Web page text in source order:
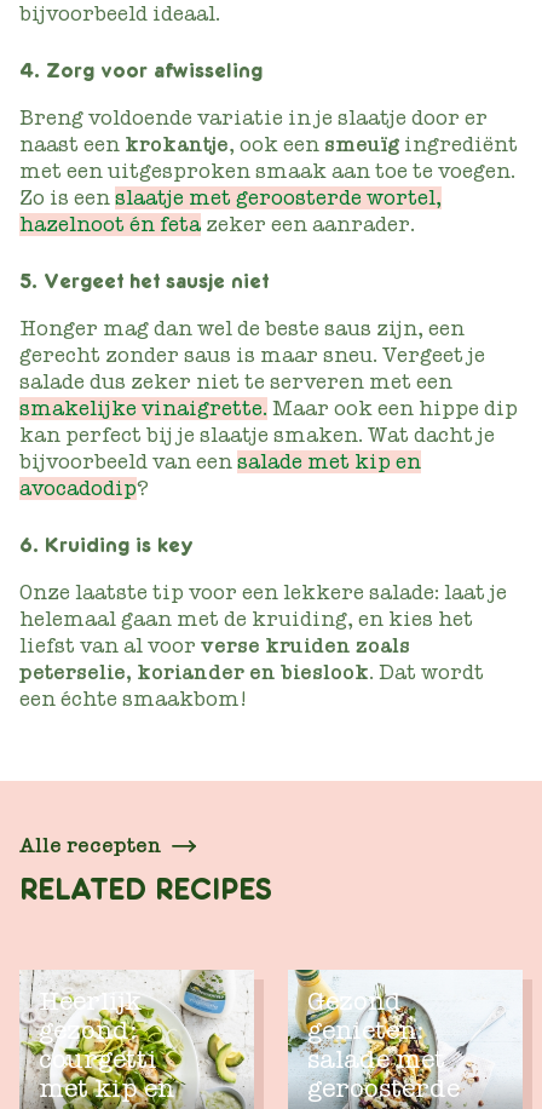
bijvoorbeeld ideaal.
4. Zorg voor afwisseling
Breng voldoende variatie in je slaatje door er
naast een krokantje, ook een smeuïg ingrediënt
met een uitgesproken smaak aan toe te voegen.
Zo is een slaatje met geroosterde wortel,
hazelnoot én feta zeker een aanrader.
5. Vergeet het sausje niet
Honger mag dan wel de beste saus zijn, een
gerecht zonder saus is maar sneu. Vergeet je
salade dus zeker niet te serveren met een
smakelijke vinaigrette. Maar ook een hippe dip
kan perfect bij je slaatje smaken. Wat dacht je
bijvoorbeeld van een salade met kip en
avocadodip?
6. Kruiding is key
Onze laatste tip voor een lekkere salade: laat je
helemaal gaan met de kruiding, en kies het
liefst van al voor verse kruiden zoals
peterselie, koriander en bieslook. Dat wordt
een échte smaakbom!
RELATED RECIPES
Alle recepten
Heerlijk
gezond:
courgetti
met kip en
Gezond
genieten:
salade met
geroosterde